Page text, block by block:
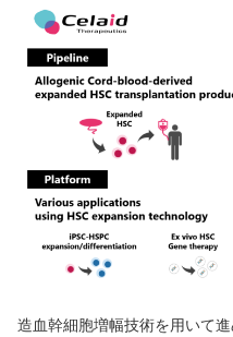
造血幹細胞増幅技術を用いて